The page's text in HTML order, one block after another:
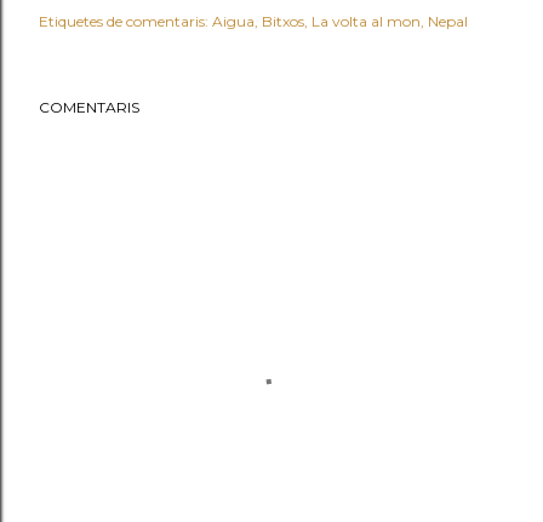
Etiquetes de comentaris: Aigua Bitxos La volta al mon Nepal
COMENTARIS